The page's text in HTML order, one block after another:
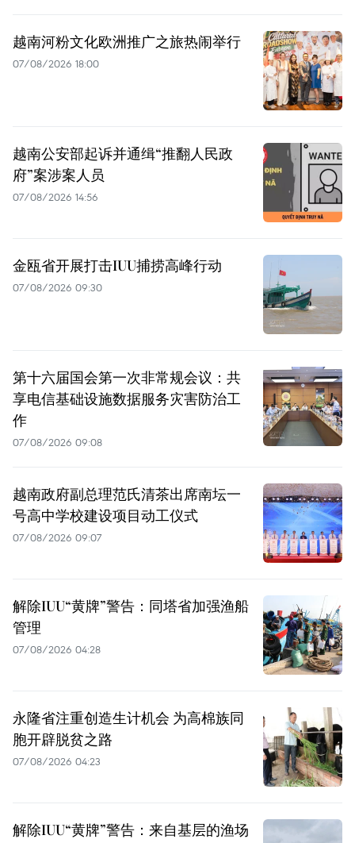
越南河粉文化欧洲推广之旅热闹举行
07/08/2026 18:00
越南公安部起诉并通缉“推翻人民政
府”案涉案人员
07/08/2026 14:56
金瓯省开展打击IUU捕捞高峰行动
07/08/2026 09:30
第十六届国会第一次非常规会议：共
享电信基础设施数据服务灾害防治工
作
07/08/2026 09:08
越南政府副总理范氏清茶出席南坛一
号高中学校建设项目动工仪式
07/08/2026 09:07
解除IUU“黄牌”警告：同塔省加强渔船
管理
07/08/2026 04:28
永隆省注重创造生计机会 为高棉族同
胞开辟脱贫之路
07/08/2026 04:23
解除IUU“黄牌”警告：来自基层的渔场